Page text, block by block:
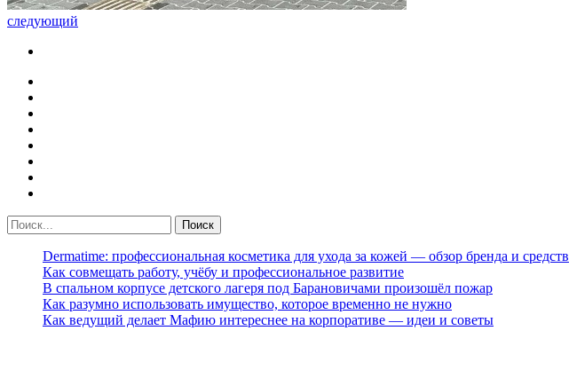
следующий
Dermatime: профессиональная косметика для ухода за кожей — обзор бренда и средств
Как совмещать работу, учёбу и профессиональное развитие
В спальном корпусе детского лагеря под Барановичами произошёл пожар
Как разумно использовать имущество, которое временно не нужно
Как ведущий делает Мафию интереснее на корпоративе — идеи и советы